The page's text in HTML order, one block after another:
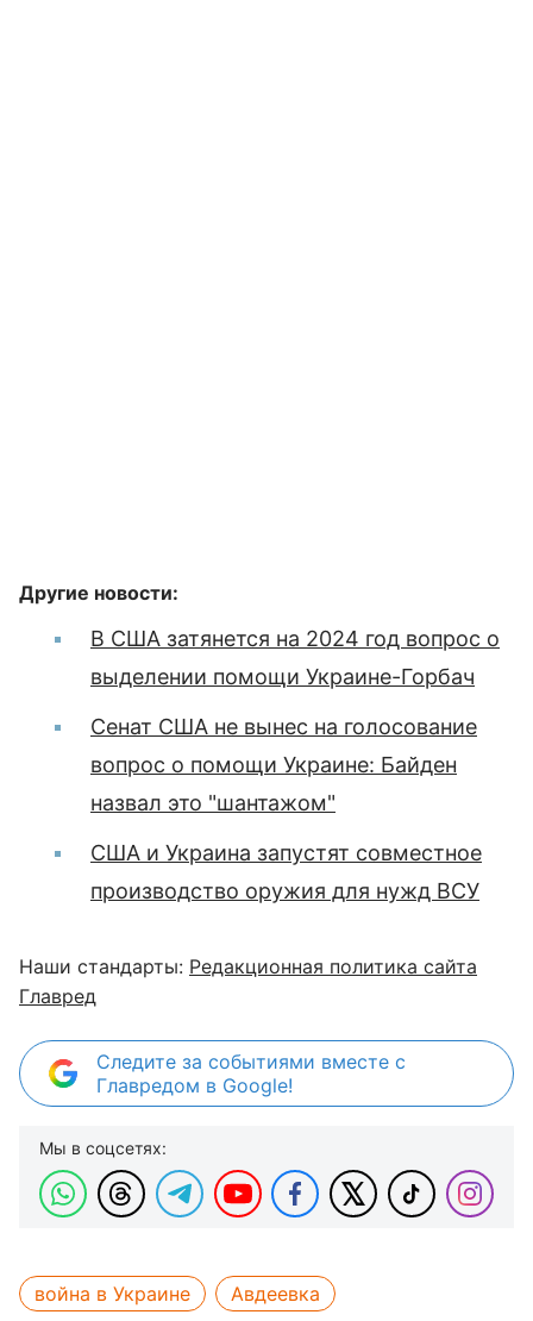
Другие новости:
В США затянется на 2024 год вопрос о
выделении помощи Украине-Горбач
Сенат США не вынес на голосование
вопрос о помощи Украине: Байден
назвал это "шантажом"
США и Украина запустят совместное
производство оружия для нужд ВСУ
Наши стандарты: Редакционная политика сайта
Главред
Следите за событиями вместе с
Главредом в Google!
Мы в соцсетях:
война в Украине Авдеевка